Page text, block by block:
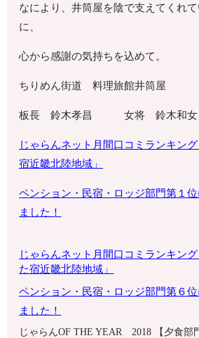
なにより、井筒屋を陰で支えてくれ
に、
心から感謝の気持ちを込めて。
ちりめん街道 料理旅館井筒屋
板長 鈴木孝昌 女将 鈴木和女
じゃらんネット月間口コミランキン
宿近畿北陸地域 」
ペンション・ 民宿・ロッジ部門第１
ました！
じゃらんネット月間口コミランキン
た宿近畿北陸地域」
ペンション・ 民宿・ロッジ部門第６
ました！
じゃらんOF THE YEAR 2018 【夕食部